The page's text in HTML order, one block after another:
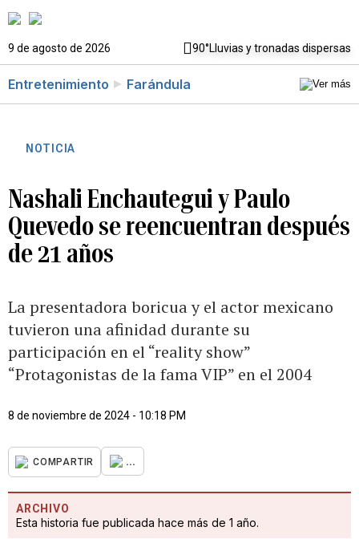
9 de agosto de 2026 90°Lluvias y tronadas dispersas
Entretenimiento Farándula
NOTICIA
Nashali Enchautegui y Paulo
Quevedo se reencuentran después
de 21 años
La presentadora boricua y el actor mexicano
tuvieron una afinidad durante su
participación en el “reality show”
“Protagonistas de la fama VIP” en el 2004
8 de noviembre de 2024 - 10:18 PM
COMPARTIR ...
ARCHIVO
Esta historia fue publicada hace más de 1 año.